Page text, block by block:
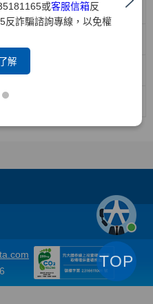
或客服信箱反
反詐騙諮詢專線，以免權
解
文版)
文版)
TOP